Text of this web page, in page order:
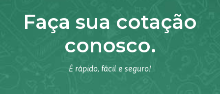
Faça sua cotação
conosco.
É rápido, fácil e seguro!